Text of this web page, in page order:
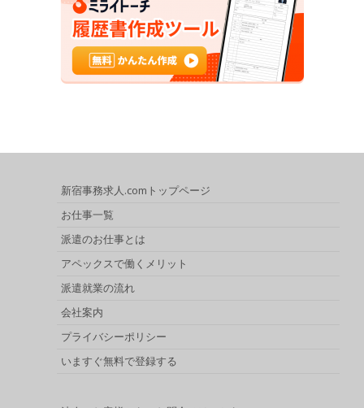
新宿事務求人.comトップページ
お仕事一覧
派遣のお仕事とは
アペックスで働くメリット
派遣就業の流れ
会社案内
プライバシーポリシー
いますぐ無料で登録する